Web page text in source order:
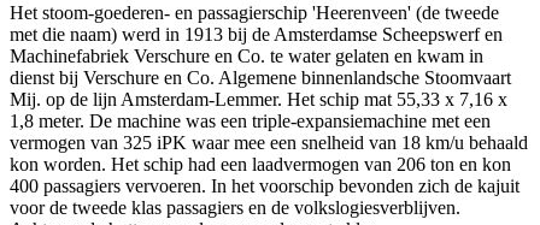
Het stoom-goederen- en passagierschip 'Heerenveen' (de tweede
met die naam) werd in 1913 bij de Amsterdamse Scheepswerf en
Machinefabriek Verschure en Co. te water gelaten en kwam in
dienst bij Verschure en Co. Algemene binnenlandsche Stoomvaart
Mij. op de lijn Amsterdam-Lemmer. Het schip mat 55,33 x 7,16 x
1,8 meter. De machine was een triple-expansiemachine met een
vermogen van 325 iPK waar mee een snelheid van 18 km/u behaald
kon worden. Het schip had een laadvermogen van 206 ton en kon
400 passagiers vervoeren. In het voorschip bevonden zich de kajuit
voor de tweede klas passagiers en de volkslogiesverblijven.